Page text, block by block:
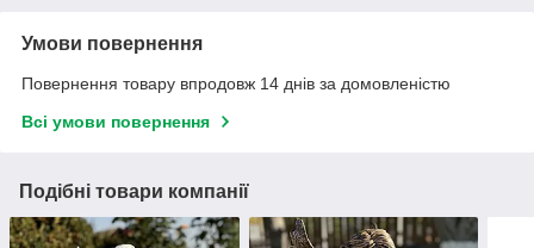
Умови повернення
Повернення товару впродовж 14 днів за домовленістю
Всі умови повернення
Подібні товари компанії